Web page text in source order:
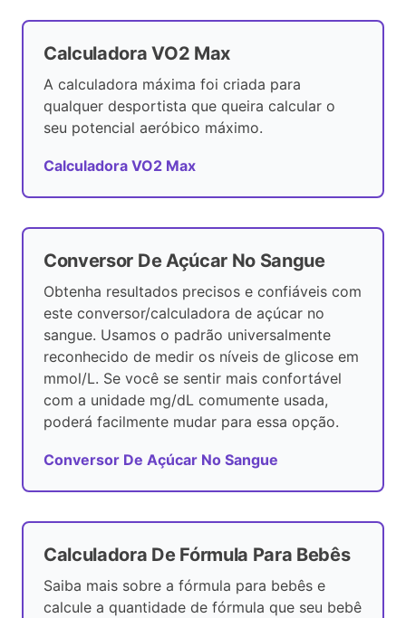
Calculadora VO2 Max
A calculadora máxima foi criada para
qualquer desportista que queira calcular o
seu potencial aeróbico máximo.
Calculadora VO2 Max
Conversor De Açúcar No Sangue
Obtenha resultados precisos e confiáveis com
este conversor/calculadora de açúcar no
sangue. Usamos o padrão universalmente
reconhecido de medir os níveis de glicose em
mmol/L. Se você se sentir mais confortável
com a unidade mg/dL comumente usada,
poderá facilmente mudar para essa opção.
Conversor De Açúcar No Sangue
Calculadora De Fórmula Para Bebês
Saiba mais sobre a fórmula para bebês e
calcule a quantidade de fórmula que seu bebê